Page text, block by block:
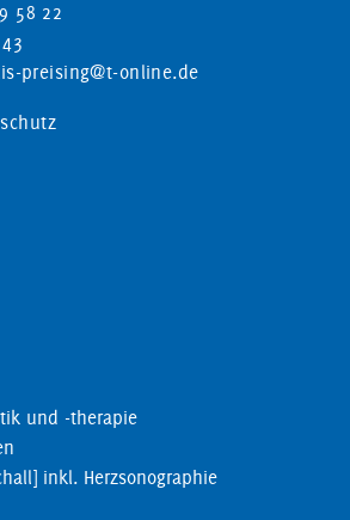
58 22
preising@t-online.de
und -therapie
inkl. Herzsonographie